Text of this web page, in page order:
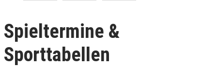
Spieltermine &
Sporttabellen